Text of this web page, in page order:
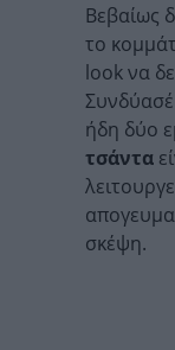
Βεβαίως
το
look να
Συνδύασέ
ήδη δύο
τσάντα
σκέψη.